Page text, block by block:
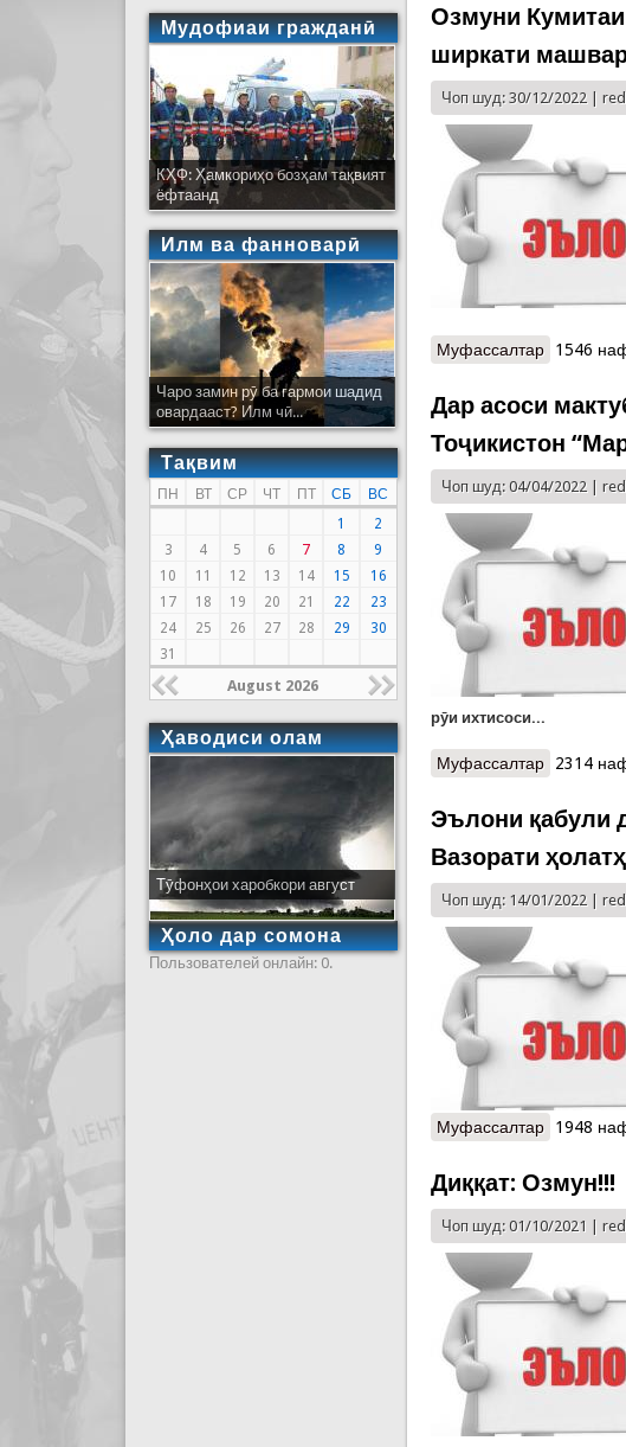
Озмуни
ширкати
Чоп шуд: 30/12/2022 |
Муфассалтар о
1546
Дар асоси
Тоҷикистон
Чоп шуд: 04/04/2022 |
рӯи ихтисоси...
Муфассалтар о Дар
2314
Эълони қабули
Вазорати
Чоп шуд: 14/01/2022 |
Муфассалтар о
1948
Диққат: Озмун!!!
Чоп шуд: 01/10/2021 |
Мудофиаи гражданӣ
КҲФ: Ҳамкориҳо бозҳам тақвият
ёфтаанд
Илм ва фанноварӣ
Чаро замин рӯ ба гармои шадид
овардааст? Илм чӣ...
Тақвим
ПН ВТ СР ЧТ ПТ СБ
ВС
1
2
3
4 5 6 7 8
9
10
11 12 13 14 15
16
17
18 19 20 21 22
23
24
25 26 27 28 29
30
31
August 2026
Ҳаводиси олам
Тӯфонҳои харобкори август
Ҳоло дар сомона
Пользователей онлайн: 0.